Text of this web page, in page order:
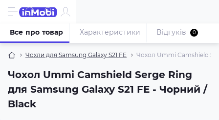
Чохли для Samsung Galaxy S21 FE Чохол Ummi Camshield
Чохол Ummi Camshield Serge Ring
для Samsung Galaxy S21 FE - Чорний /
Black
Все про товар Характеристики Відгуків 0